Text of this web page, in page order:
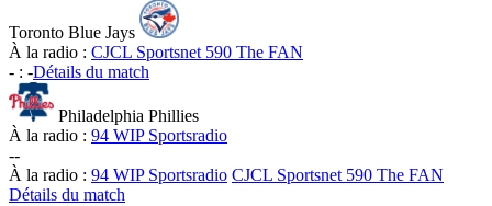
Toronto Blue Jays
À la radio : CJCL Sportsnet 590 The FAN
- : -Détails du match
Philadelphia Phillies
À la radio : 94 WIP Sportsradio
--
À la radio : 94 WIP Sportsradio CJCL Sportsnet 590 The FAN
Détails du match